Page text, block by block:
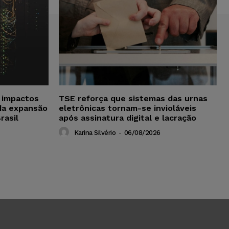
expansão
TSE reforça que sistemas das urnas
eletrônicas tornam-se invioláveis
após assinatura digital e lacração
Karina Silvério - 06/08/2026